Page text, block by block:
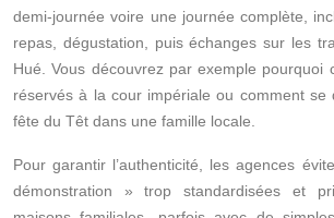
demi‑journée voire une journée complète,
repas, dégustation, puis échanges sur les
Hué. Vous découvrez par exemple pourquoi
réservés à la cour impériale ou comment se
fête du Têt dans une famille locale.
Pour garantir l’authenticité, les agences
démonstration » trop standardisées et